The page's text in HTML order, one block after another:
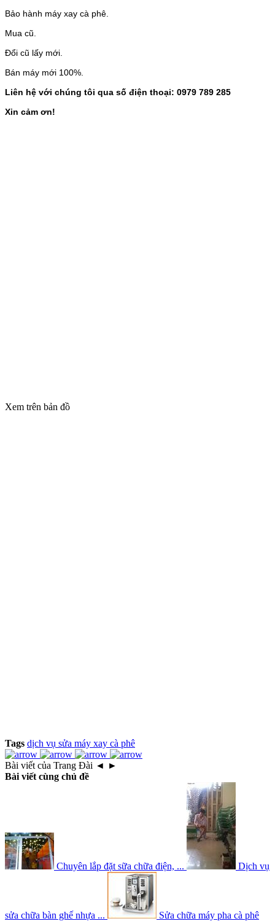
Bảo hành máy xay cà phê.
Mua cũ.
Đổi cũ lấy mới.
Bán máy mới 100%.
Liên hệ với chúng tôi qua số điện thoại: 0979 789 285
Xin cảm ơn!
Xem trên bản đồ
Tags dịch vụ sửa máy xay cà phê
Bài viết của Trang Đài ◄ ►
Bài viết cùng chủ đề
Chuyên lắp đặt sữa chữa điện, ... Dịch vụ
sửa chữa bàn ghế nhựa ... Sửa chữa máy pha cà phê